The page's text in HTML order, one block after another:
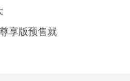
享版预售就